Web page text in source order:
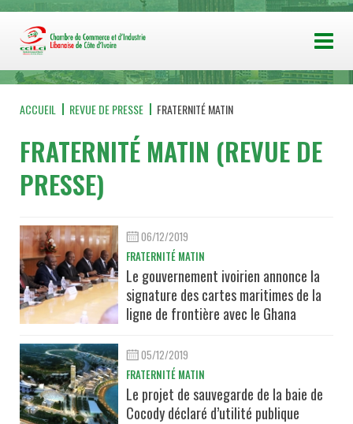
ACCUEIL REVUE DE PRESSE FRATERNITÉ MATIN
FRATERNITÉ MATIN (REVUE DE
PRESSE)
06/12/2019
FRATERNITÉ MATIN
Le gouvernement ivoirien annonce la
signature des cartes maritimes de la
ligne de frontière avec le Ghana
05/12/2019
FRATERNITÉ MATIN
Le projet de sauvegarde de la baie de
Cocody déclaré d’utilité publique